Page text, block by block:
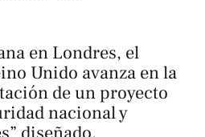
en Londres, el
Unido avanza en la
de un proyecto
nacional y